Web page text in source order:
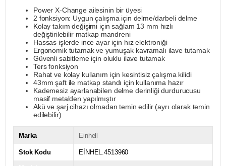
Power X-Change ailesinin bir üyesi
2 fonksiyon: Uygun çalışma için delme/darbeli delme
Kolay takım değişimi için sağlam 13 mm hızlı
değiştirilebilir matkap mandreni
Hassas işlerde ince ayar için hız elektroniği
Ergonomik tutamak ve yumuşak kavramalı ilave tutamak
Güvenli sabitleme için oluklu ilave tutamak
Ters fonksiyon
Rahat ve kolay kullanım için kesintisiz çalışma kilidi
43mm şaft ile matkap standı için kullanıma hazır
Kademesiz ayarlanabilen delme derinliği durdurucusu
masif metalden yapılmıştır
Akü ve şarj cihazı olmadan temin edilir (ayrı olarak temin
edilebilir)
Marka Einhell
Stok Kodu EİNHEL.4513960